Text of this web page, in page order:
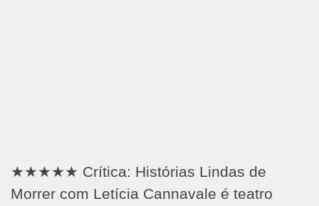
★★★★★ Crítica: Histórias Lindas de
Morrer com Letícia Cannavale é teatro